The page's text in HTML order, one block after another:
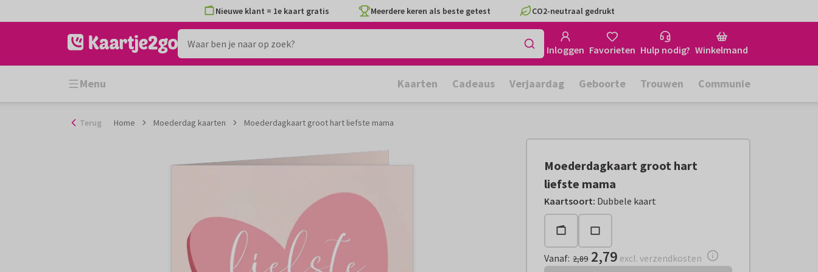
naar
Nieuwe klant = 1e kaart gratis Meerdere keren als beste getest CO2-neutraal gedrukt
Inloggen Favorieten Hulp nodig? Winkelmand
Menu Kaarten Cadeaus Verjaardag Geboorte Trouwen Communie
Terug Home Moederdag kaarten Moederdagkaart groot hart liefste mama
Moederdagkaart groot hart
liefste mama
Kaartsoort: Dubbele kaart
Vanaf:€ 2,79 excl. verzendkosten
Vanaf: 2,89 2,79 excl. verzendkosten